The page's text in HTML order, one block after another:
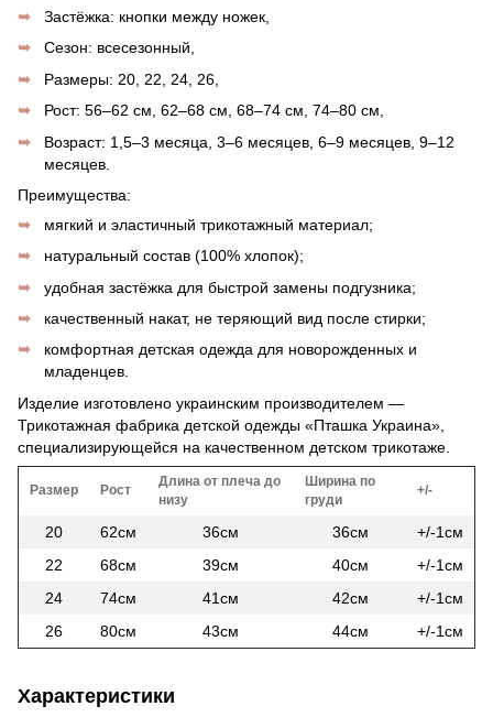
Застёжка: кнопки между ножек,
Сезон: всесезонный,
Размеры: 20, 22, 24, 26,
Рост: 56–62 см, 62–68 см, 68–74 см, 74–80 см,
Возраст: 1,5–3 месяца, 3–6 месяцев, 6–9 месяцев, 9–12
месяцев.
Преимущества:
мягкий и эластичный трикотажный материал;
натуральный состав (100% хлопок);
удобная застёжка для быстрой замены подгузника;
качественный накат, не теряющий вид после стирки;
комфортная детская одежда для новорожденных и
младенцев.
Изделие изготовлено украинским производителем —
Трикотажная фабрика детской одежды «Пташка Украина»,
специализирующейся на качественном детском трикотаже.
Размер Рост
Длина от плеча до
низу
Ширина по
груди
+/-
20 62см 36см 36см
+/-1см
22
68см 39см 40см
+/-1см
24
74см 41см 42см
+/-1см
26
80см 43см 44см +/-1см
Характеристики